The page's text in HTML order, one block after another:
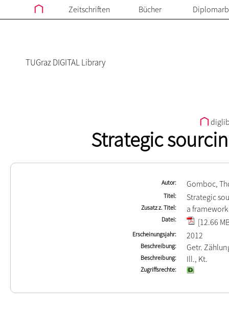
Zeitschriften Bücher
TUGraz DIGITAL Library
Strategic
Autor Gomboc,
Titel Strategic
Zusatz z. Titel a
Datei [12.66
Erscheinungsjahr 2012
Beschreibung Getr.
Beschreibung Ill., Kt.
Zugriffsrechte